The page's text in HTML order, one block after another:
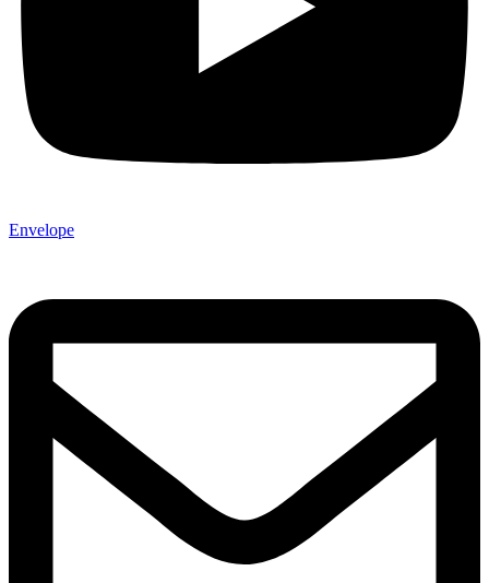
Envelope